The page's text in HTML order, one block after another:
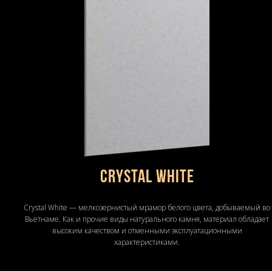
Crystal White
Crystal White — мелкозернистый мрамор белого цвета, добываемый во
Вьетнаме. Как и прочие виды натурального камня, материал обладает
высоким качеством и отменными эксплуатационными
характеристиками.